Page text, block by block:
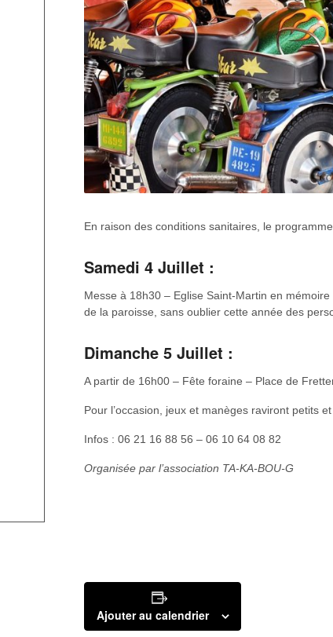
En raison des conditions sanitaires, le
Samedi 4 Juillet :
Messe à 18h30 – Eglise Saint-Martin en
de la paroisse, sans oublier cette année des
Dimanche 5 Juillet :
A partir de 16h00 – Fête foraine – Place de
Pour l’occasion, jeux et manèges raviront petits
Infos : 06 21 16 88 56 – 06 10 64 08 82
Organisée par l’association TA-KA-BOU-G
Ajouter au calendrier